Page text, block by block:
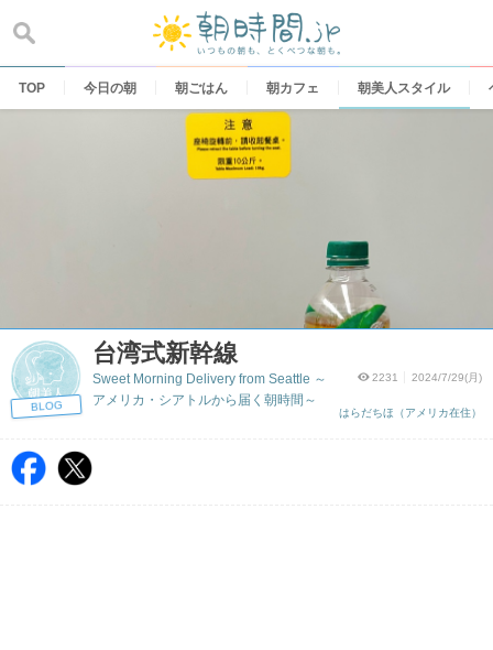
content
TOP 今日の朝 朝ごはん 朝カフェ 朝美人スタイル
BLOG
台湾式新幹線
2231 2024/7/29(月)
はらだちほ（アメリカ在住）
Sweet Morning Delivery from Seattle ～
アメリカ・シアトルから届く朝時間～